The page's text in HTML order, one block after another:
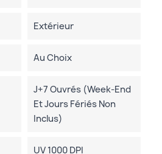
Extérieur
Au Choix
J+7 Ouvrés (week-End
Et Jours Fériés Non
Inclus)
UV 1000 DPI